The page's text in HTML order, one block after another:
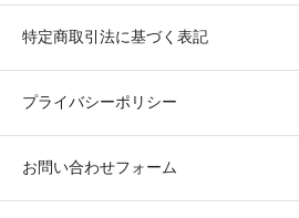
特定商取引法に基づく表記
プライバシーポリシー
お問い合わせフォーム